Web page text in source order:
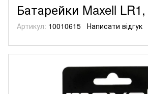
Батарейки Maxell
Артикул: 10010615 Написати відгук